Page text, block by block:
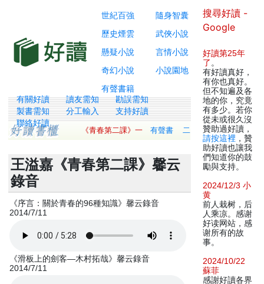
世紀百強
隨身智囊
歷史煙雲
武俠小說
懸疑小說
言情小說
奇幻小說
小說園地
有聲書籍
有關好讀 讀友需知
勘誤需知
製書需知
分工輸入
支持好讀
聯絡好讀
《青春第二課》一 有聲書 二
王溢嘉《青春第二課》馨云
錄音
《序言：關於青春的96種知識》馨云錄音
2014/7/11
《滑板上的劍客—木村拓哉》馨云錄音
2014/7/11
搜尋好讀 -
Google
好讀第25年
了 。
有好讀真好，
有你也真好。
但不知遍及各
地的你，究竟
有多少。若你
從未或很久沒
贊助過好讀，
請按這裡 ，贊
助好讀也讓我
們知道你的鼓
勵與支持。
2024/12/3 小
黄
前人栽树，后
人乘凉。感谢
好读网站，感
谢所有的故
事。
2024/10/22
蘇菲
感謝好讀各界